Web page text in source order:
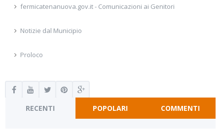
fermicatenanuova.gov.it - Comunicazioni ai Genitori
Notizie dal Municipio
Proloco
RECENTI POPOLARI COMMENTI